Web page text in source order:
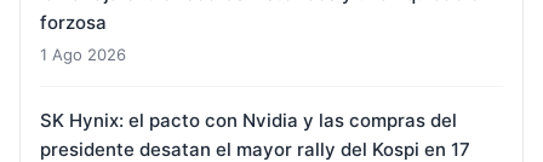
forzosa
1 Ago 2026
SK Hynix: el pacto con Nvidia y las compras del
presidente desatan el mayor rally del Kospi en 17